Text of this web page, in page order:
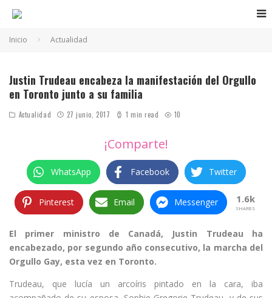
Inicio Actualidad
Justin Trudeau encabeza la manifestación del Orgullo
en Toronto junto a su familia
Actualidad 27 junio, 2017 1 min read 10
¡Comparte!
WhatsApp Facebook Twitter
Pinterest Email Messenger 1.6k
SHARES
El primer ministro de Canadá, Justin Trudeau ha
encabezado, por segundo año consecutivo, la marcha del
Orgullo Gay, esta vez en Toronto.
Trudeau, que lucía un arcoíris pintado en la cara, iba